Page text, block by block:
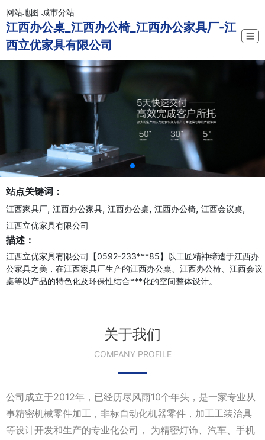
网站地图 城市分站
江西办公桌_江西办公椅_江西办公家具厂-江
西立优家具有限公司
☰
站点关键词：
江西家具厂, 江西办公家具, 江西办公桌, 江西办公椅, 江西会议桌,
江西立优家具有限公司
描述：
江西立优家具有限公司【0592-233***85】以工匠精神缔造于江西办
公家具之美，在江西家具厂生产的江西办公桌、江西办公椅、江西会议
桌等以产品的特色化及环保性结合***化的空间整体设计。
关于我们
COMPANY PROFILE
公司成立于2012年，已经历尽风雨10个年头，是一家专业从
事精密机械零件加工，非标自动化机器零件，加工工装治具
等设计开发和生产的专业化公司， 为精密灯饰、汽车、手机